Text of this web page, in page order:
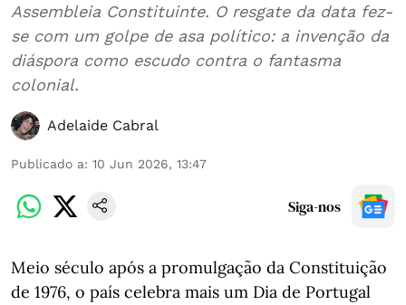
Assembleia Constituinte. O resgate da data fez-
se com um golpe de asa político: a invenção da
diáspora como escudo contra o fantasma
colonial.
Adelaide Cabral
Publicado a: 10 Jun 2026, 13:47
Siga-nos
Meio século após a promulgação da Constituição
de 1976, o país celebra mais um Dia de Portugal